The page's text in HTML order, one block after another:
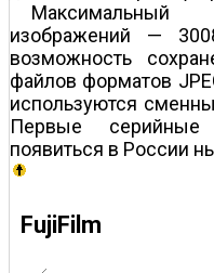
изображений —
возможность
файлов форматов
используются
Первые
появиться в России
FujiFilm